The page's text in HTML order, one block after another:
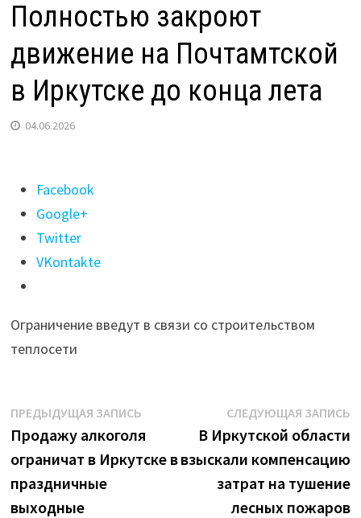
Полностью закроют
движение на Почтамтской
в Иркутске до конца лета
04.06.2026
Поделиться
"Полностью
закроют
движение
на
в
Иркутске
конца
лета"
Facebook
Google+
Twitter
VKontakte
Ограничение введут в связи со строительством
теплосети
Навигация
по
записям
ПРЕДЫДУЩАЯ ЗАПИСЬПредыдущая
запись:
Продажу алкоголя
ограничат в Иркутске в
праздничные
выходные
СЛЕДУЮЩАЯ ЗАПИСЬ
В Иркутской области
взыскали компенсацию
затрат на тушение
лесных пожаров